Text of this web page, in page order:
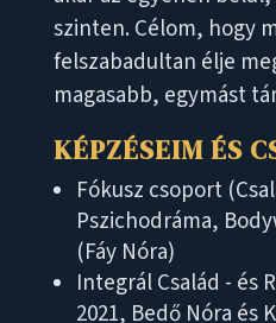
szinten. Célom, hogy
felszabadultan élje
magasabb, egymást
KÉPZÉSEIM ÉS
Fókusz csoport
Pszichodráma,
(Fáy Nóra)
Integrál Család - és
2021, Bedő Nóra és